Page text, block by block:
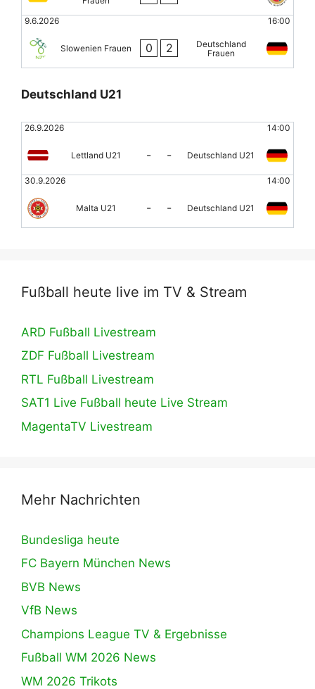
9.6.2026 16:00
Slowenien Frauen 0 2
Deutschland
Frauen
Deutschland U21
26.9.2026 14:00
Lettland U21 - - Deutschland U21
30.9.2026 14:00
Malta U21 - - Deutschland U21
Fußball heute live im TV & Stream
ARD Fußball Livestream
ZDF Fußball Livestream
RTL Fußball Livestream
SAT1 Live Fußball heute Live Stream
MagentaTV Livestream
Mehr Nachrichten
Bundesliga heute
FC Bayern München News
BVB News
VfB News
Champions League TV & Ergebnisse
Fußball WM 2026 News
WM 2026 Trikots